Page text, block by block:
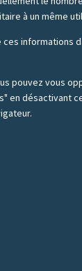
à un même
informations
pouvez vous
en désactivant